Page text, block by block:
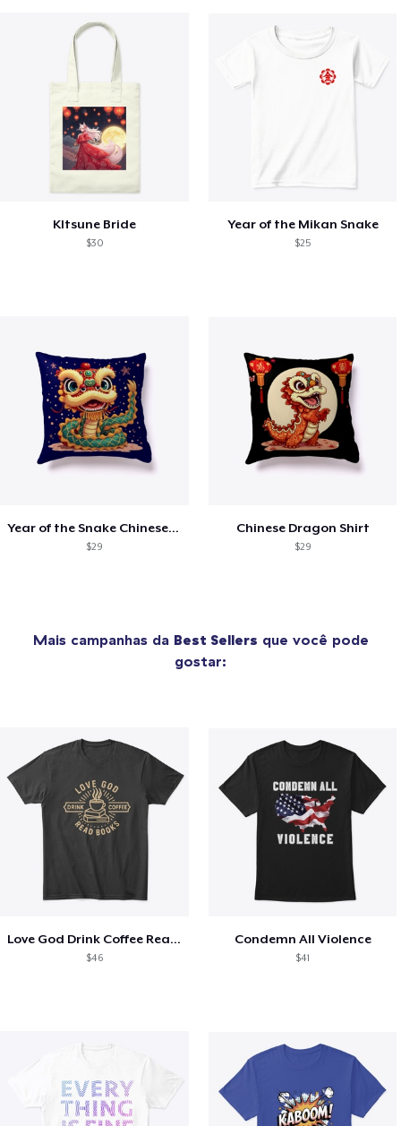
KItsune Bride
$30
Year of the Mikan Snake
$25
Year of the Snake Chinese New Year
$29
Chinese Dragon Shirt
$29
Mais campanhas da Best Sellers que você pode
gostar:
Love God Drink Coffee Read Books
$46
Condemn All Violence
$41